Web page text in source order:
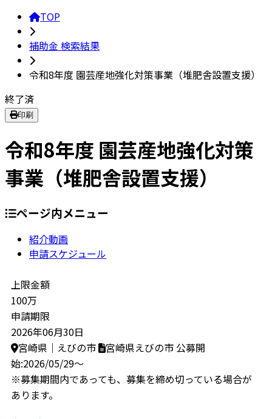
TOP
補助金 検索結果
令和8年度 園芸産地強化対策事業（堆肥舎設置支援）
終了済
印刷
令和8年度 園芸産地強化対策
事業（堆肥舎設置支援）
ページ内メニュー
紹介動画
申請スケジュール
上限金額
100万
申請期限
2026年06月30日
宮崎県｜えびの市
宮崎県えびの市 公募開
始:2026/05/29～
※募集期間内であっても、募集を締め切っている場合が
あります。